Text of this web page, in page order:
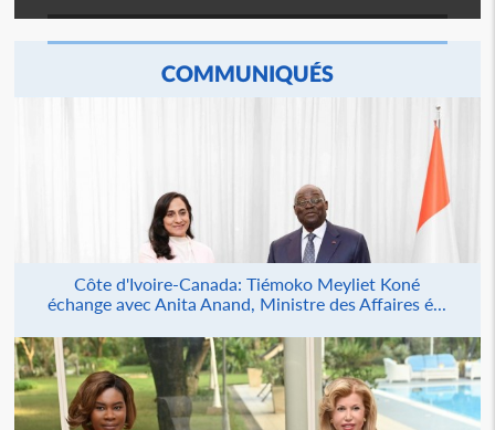
COMMUNIQUÉS
Côte d'Ivoire-Canada: Tiémoko Meyliet Koné
échange avec Anita Anand, Ministre des Affaires é...